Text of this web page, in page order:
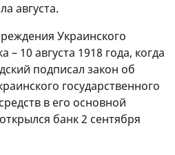
августа.
Украинского
– 10 августа 1918 года, когда
подписал закон об
государственного
в его основной
банк 2 сентября